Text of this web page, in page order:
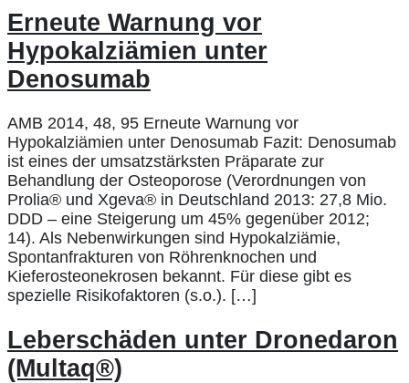
Erneute Warnung vor
Hypokalziämien unter
Denosumab
AMB 2014, 48, 95 Erneute Warnung vor
Hypokalziämien unter Denosumab Fazit: Denosumab
ist eines der umsatzstärksten Präparate zur
Behandlung der Osteoporose (Verordnungen von
Prolia® und Xgeva® in Deutschland 2013: 27,8 Mio.
DDD – eine Steigerung um 45% gegenüber 2012;
14). Als Nebenwirkungen sind Hypokalziämie,
Spontanfrakturen von Röhrenknochen und
Kieferosteonekrosen bekannt. Für diese gibt es
spezielle Risikofaktoren (s.o.). […]
Leberschäden unter Dronedaron
(Multaq®)